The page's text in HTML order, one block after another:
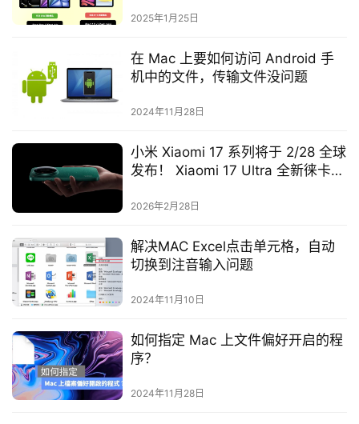
2025年1月25日
在 Mac 上要如何访问 Android 手
机中的文件，传输文件没问题
2024年11月28日
小米 Xiaomi 17 系列将于 2/28 全球
发布！ Xiaomi 17 Ultra 全新徕卡影
2026年2月28日
解决MAC Excel点击单元格，自动
切换到注音输入问题
2024年11月10日
如何指定 Mac 上文件偏好开启的程
序？
2024年11月28日